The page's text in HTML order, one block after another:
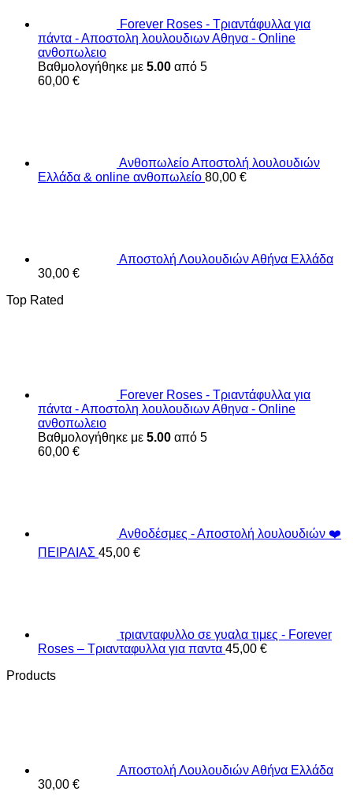
Forever Roses - Τριαντάφυλλα για
πάντα - Αποστολη λουλουδιων Αθηνα - Online
ανθοπωλειο
Βαθμολογήθηκε με 5.00 από 5
60,00 €
Ανθοπωλείο Αποστολή λουλουδιών
Ελλάδα & online ανθοπωλείο 80,00 €
Αποστολή Λουλουδιών Αθήνα Ελλάδα
30,00 €
Top Rated
Forever Roses - Τριαντάφυλλα για
πάντα - Αποστολη λουλουδιων Αθηνα - Online
ανθοπωλειο
Βαθμολογήθηκε με 5.00 από 5
60,00 €
Ανθοδέσμες - Αποστολή λουλουδιών ❤️
ΠΕΙΡΑΙΑΣ 45,00 €
τριανταφυλλο σε γυαλα τιμες - Forever
Roses – Τριανταφυλλα για παντα 45,00 €
Products
Αποστολή Λουλουδιών Αθήνα Ελλάδα
30,00 €